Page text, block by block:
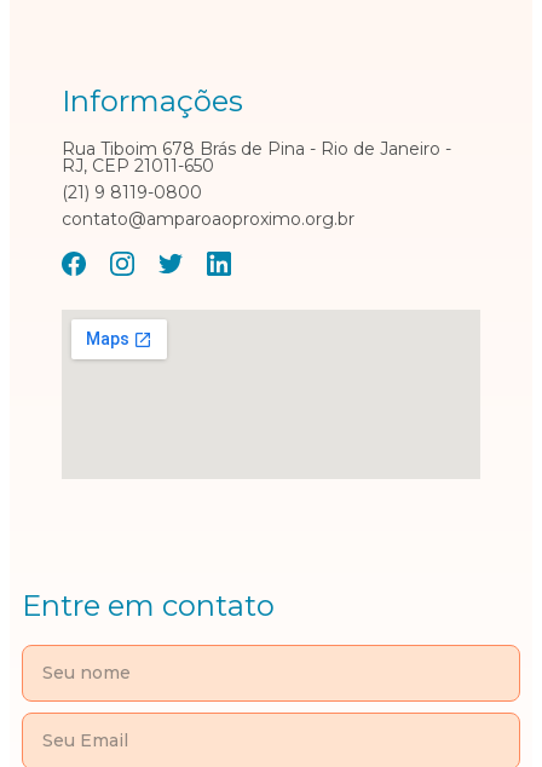
Informações
Rua Tiboim 678 Brás de Pina - Rio de Janeiro -
RJ, CEP 21011-650
(21) 9 8119-0800
contato@amparoaoproximo.org.br
Entre em contato